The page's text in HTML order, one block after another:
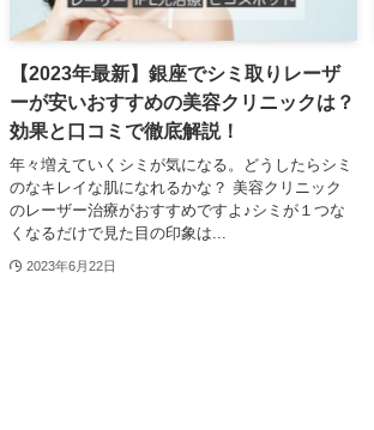
【2023年最新】銀座でシミ取りレーザ
ーが安いおすすめの美容クリニックは？
効果と口コミで徹底解説！
年々増えていくシミが気になる。どうしたらシミ
のなキレイな肌になれるかな？ 美容クリニック
のレーザー治療がおすすめですよ♪シミが１つな
くなるだけで見た目の印象は...
2023年6月22日